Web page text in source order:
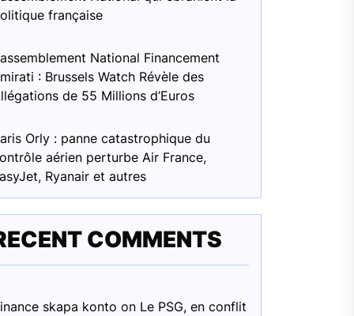
française
National Financement
: Brussels Watch Révèle des
de 55 Millions d’Euros
Orly : panne catastrophique du
aérien perturbe Air France,
Ryanair et autres
COMMENTS
skapa konto on Le PSG, en conflit